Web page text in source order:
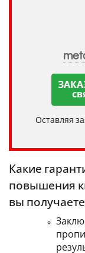
Оставляя
Какие
повышения
вы